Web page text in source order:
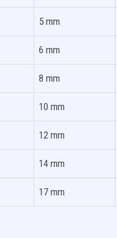
5 mm
6 mm
8 mm
10 mm
12 mm
14 mm
17 mm